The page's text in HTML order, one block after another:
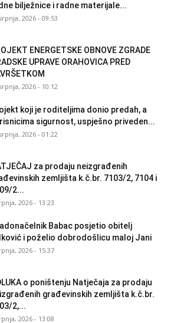
bilježnice i radne materijale...
2026 - 09:53
ENERGETSKE OBNOVE ZGRADE
UPRAVE ORAHOVICA PRED
2026 - 10:12
koji je roditeljima donio predah, a
sigurnost, uspješno priveden...
2026 - 01:22
za prodaju neizgrađenih
zemljišta k.č.br. 7103/2, 7104 i
2...
2026 - 13:23
Babac posjetio obitelj
i poželio dobrodošlicu maloj Jani
2026 - 15:37
o poništenju Natječaja za prodaju
građevinskih zemljišta k.č.br.
2,...
2026 - 13:08